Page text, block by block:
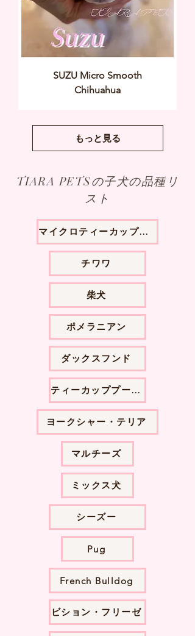
SUZU Micro Smooth
Chihuahua
もっと見る
TIARA PETSの子犬の品種リ
スト
マイクロティーカッププードル
チワワ
柴犬
ポメラニアン
ダックスフンド
ティーカッププードル
ヨークシャー・テリア
マルチーズ
ミックス犬
シーズー
Pug
French Bulldog
ビション・フリーゼ